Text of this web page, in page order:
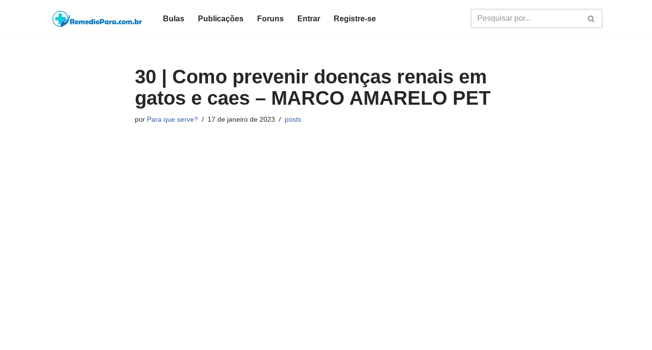
Bulas Publicações Foruns Entrar Registre-se
30 | Como prevenir doenças renais em
gatos e caes – MARCO AMARELO PET
por Para que serve? 17 de janeiro de 2023 posts